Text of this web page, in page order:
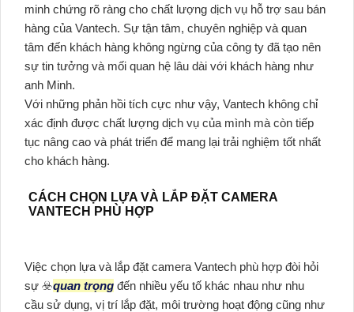
minh chứng rõ ràng cho chất lượng dịch vụ hỗ trợ sau bán
hàng của Vantech. Sự tận tâm, chuyên nghiệp và quan
tâm đến khách hàng không ngừng của công ty đã tạo nên
sự tin tưởng và mối quan hệ lâu dài với khách hàng như
anh Minh.
Với những phản hồi tích cực như vậy, Vantech không chỉ
xác định được chất lượng dịch vụ của mình mà còn tiếp
tục nâng cao và phát triển để mang lại trải nghiệm tốt nhất
cho khách hàng.
CÁCH CHỌN LỰA VÀ LẮP ĐẶT CAMERA
VANTECH PHÙ HỢP
Việc chọn lựa và lắp đặt camera Vantech phù hợp đòi hỏi
sự ☣️quan trọng đến nhiều yếu tố khác nhau như nhu
cầu sử dụng, vị trí lắp đặt, môi trường hoạt động cũng như